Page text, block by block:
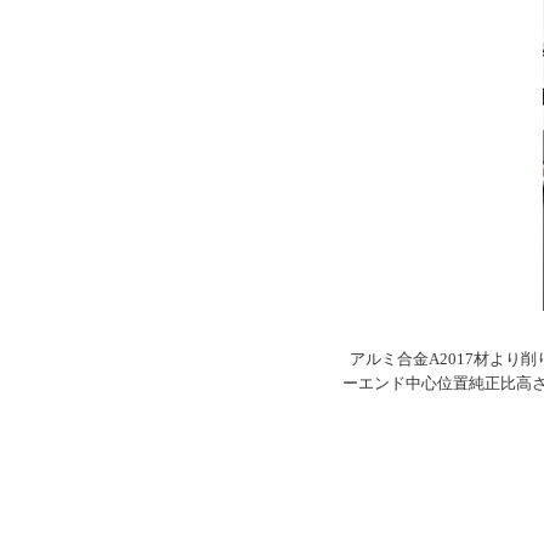
アルミ合金A2017材より削
ーエンド中心位置純正比高